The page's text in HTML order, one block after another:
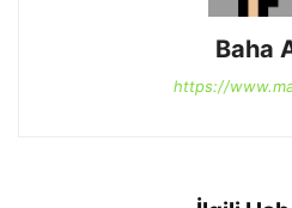
Baha
https://